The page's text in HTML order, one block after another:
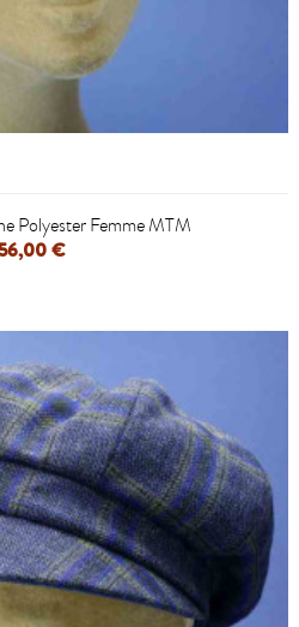
Polyester Femme MTM
56,00 €